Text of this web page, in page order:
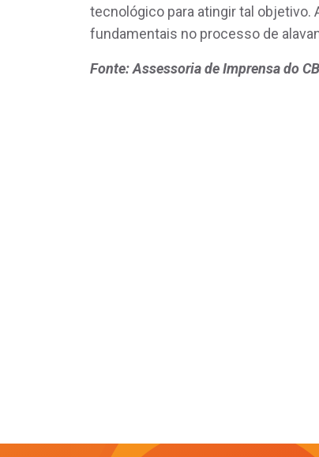
tecnológico para atingir tal objetivo.
fundamentais no processo de
Fonte: Assessoria de Imprensa do